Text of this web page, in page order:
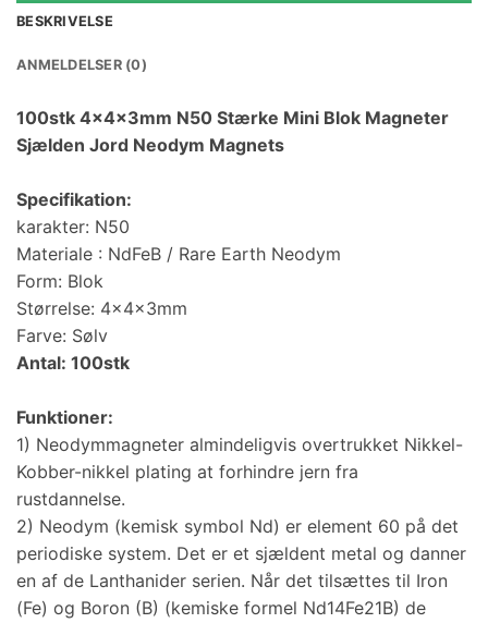
BESKRIVELSE
ANMELDELSER (0)
100stk 4x4x3mm N50 Stærke Mini Blok Magneter
Sjælden Jord Neodym Magnets
Specifikation:
karakter: N50
Materiale : NdFeB / Rare Earth Neodym
Form: Blok
Størrelse: 4x4x3mm
Farve: Sølv
Antal: 100stk
Funktioner:
1) Neodymmagneter almindeligvis overtrukket Nikkel-
Kobber-nikkel plating at forhindre jern fra
rustdannelse.
2) Neodym (kemisk symbol Nd) er element 60 på det
periodiske system. Det er et sjældent metal og danner
en af ​​de Lanthanider serien. Når det tilsættes til Iron
(Fe) og Boron (B) (kemiske formel Nd14Fe21B) de